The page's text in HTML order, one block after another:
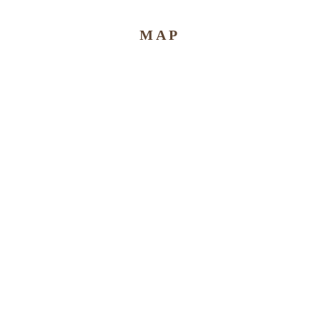
MAP